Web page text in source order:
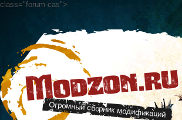
class="forum-cas">
Modzon.ru
Огромный сборник модификаций